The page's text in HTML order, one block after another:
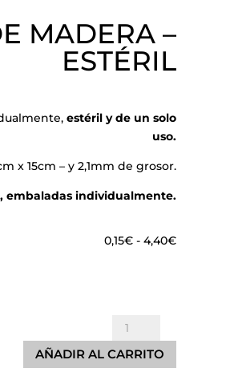
MADERA –
ESTÉRIL
estéril y de un solo
uso.
x 15cm – y 2,1mm de grosor.
embaladas individualmente.
0,15€ - 4,40€Rango
Depresores
de
Madera
AÑADIR AL CARRITO